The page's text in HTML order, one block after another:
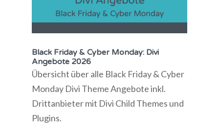
Black Friday & Cyber Monday: Divi
Angebote 2026
Übersicht über alle Black Friday & Cyber
Monday Divi Theme Angebote inkl.
Drittanbieter mit Divi Child Themes und
Plugins.